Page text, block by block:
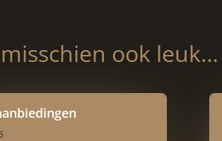
ook leuk…